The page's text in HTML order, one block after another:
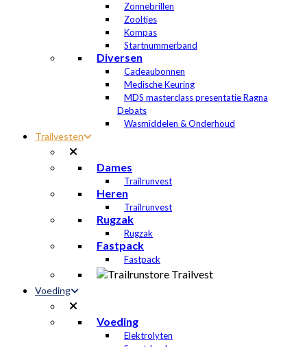
Zonnebrillen
Zooltjes
Kompas
Startnummerband
Diversen
Cadeaubonnen
Medische Keuring
MDS masterclass presentatie Ragna
Debats
Wasmiddelen & Onderhoud
Trailvesten
Dames
Trailrunvest
Heren
Trailrunvest
Rugzak
Rugzak
Fastpack
Fastpack
Voeding
Voeding
Elektrolyten